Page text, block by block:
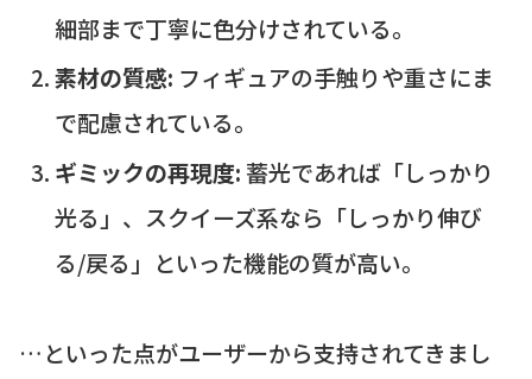
細部まで丁寧に色分けされている。
素材の質感: フィギュアの手触りや重さにま
で配慮されている。
ギミックの再現度: 蓄光であれば「しっかり
光る」、スクイーズ系なら「しっかり伸び
る/戻る」といった機能の質が高い。
…といった点がユーザーから支持されてきまし